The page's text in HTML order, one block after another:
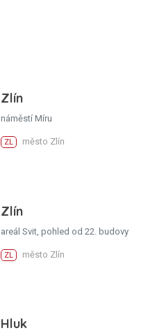
Zlín
náměstí Míru
ZL město Zlín
Zlín
areál Svit, pohled od 22. budovy
ZL město Zlín
Hluk